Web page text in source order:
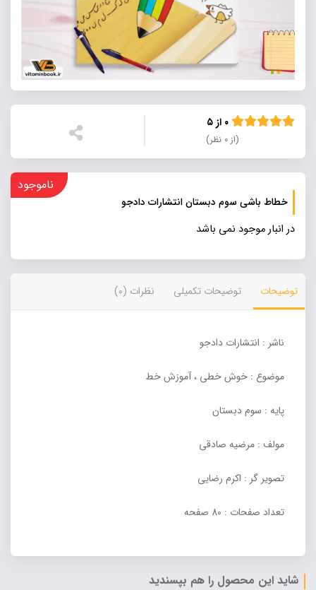
(از ۰ نظر)
خطاط باشی سوم دبستان انتشارات دادجو
ناموجود
در انبار موجود نمی باشد
توضیحات توضیحات تکمیلی نظرات (0)
ناشر : انتشارات دادجو
موضوع : خوش خطی ، آموزش خط
پایه : سوم دبستان
مولف : مرضیه صادقی
تصویر گر : اکرم رضایی
تعداد صفحات : 80 صفحه
شاید این محصول را هم بپسندید